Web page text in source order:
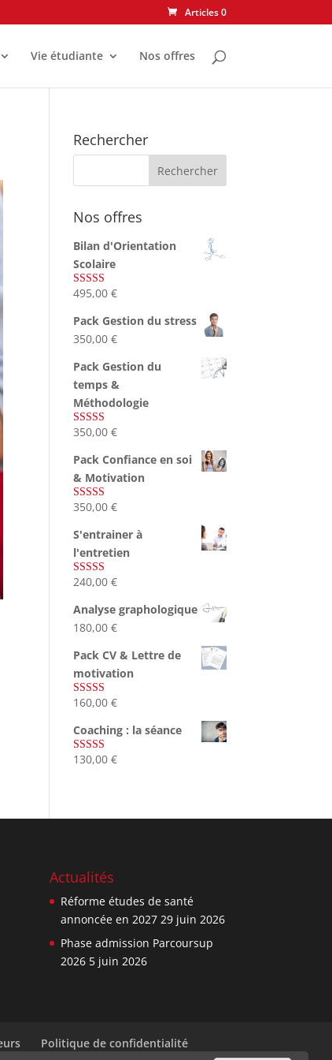
Articles 0
Vie étudiante Nos offres
Rechercher
Nos offres
Bilan d'Orientation
Scolaire
Note4.75
495,00€
Pack Gestion du stress
350,00€
Pack Gestion du
temps &
Méthodologie
Note5.00
350,00€
Pack Confiance en soi
& Motivation
Note5.00
350,00€
S'entrainer à
l'entretien
Note4.83
240,00€
Analyse graphologique
180,00€
Pack CV & Lettre de
motivation
Note5.00
160,00€
Coaching : la séance
Note4.67
130,00€
Actualités
Réforme études de santé
annoncée en 2027 29 juin 2026
Phase admission Parcoursup
2026 5 juin 2026
Politique de confidentialité